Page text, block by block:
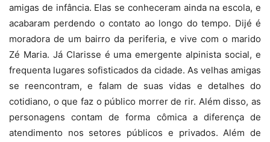
amigas de infância. Elas se conheceram ainda na escola, e
acabaram perdendo o contato ao longo do tempo. Dijé é
moradora de um bairro da periferia, e vive com o marido
Zé Maria. Já Clarisse é uma emergente alpinista social, e
frequenta lugares sofisticados da cidade. As velhas amigas
se reencontram, e falam de suas vidas e detalhes do
cotidiano, o que faz o público morrer de rir. Além disso, as
personagens contam de forma cômica a diferença de
atendimento nos setores públicos e privados. Além de